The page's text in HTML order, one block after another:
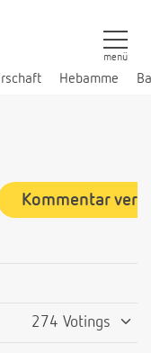
Hebamme
menü
Kommentar
274 Votings